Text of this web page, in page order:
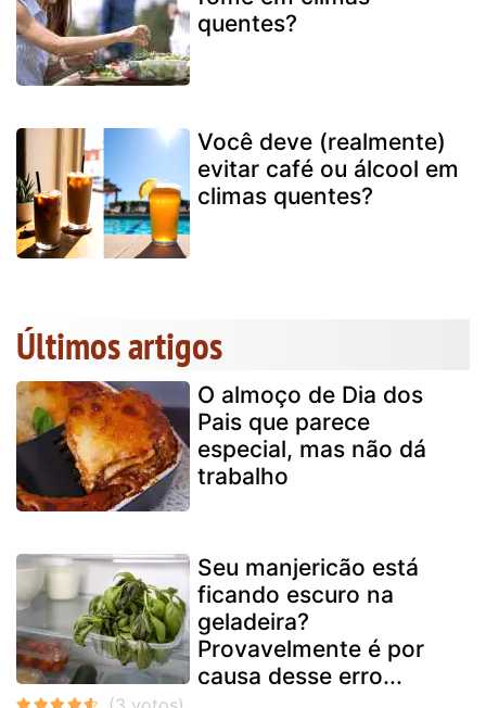
quentes?
Você deve (realmente)
evitar café ou álcool em
climas quentes?
Últimos artigos
O almoço de Dia dos
Pais que parece
especial, mas não dá
trabalho
Seu manjericão está
ficando escuro na
geladeira?
Provavelmente é por
causa desse erro...